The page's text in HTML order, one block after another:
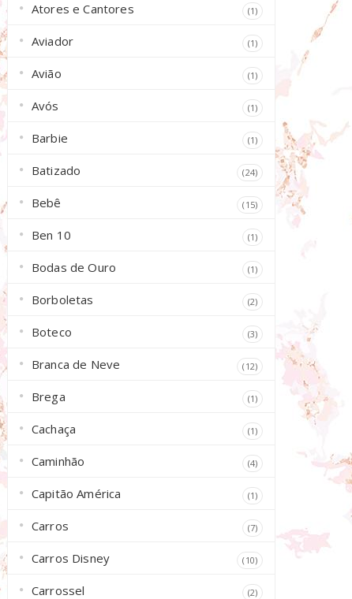
Atores e Cantores (1)
Aviador (1)
Avião (1)
Avós (1)
Barbie (1)
Batizado (24)
Bebê (15)
Ben 10 (1)
Bodas de Ouro (1)
Borboletas (2)
Boteco (3)
Branca de Neve (12)
Brega (1)
Cachaça (1)
Caminhão (4)
Capitão América (1)
Carros (7)
Carros Disney (10)
Carrossel (2)